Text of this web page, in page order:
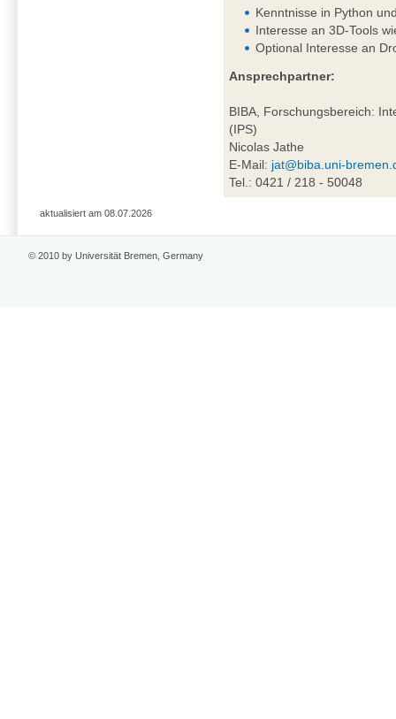
Kenntnisse in Python
Interesse an 3D-Tools
Optional Interesse an
Ansprechpartner:
BIBA, Forschungsbereich:
(IPS)
Nicolas Jathe
E-Mail: jat@biba.uni-
Tel.: 0421 / 218 - 50048
aktualisiert am 08.07.2026
© 2010 by Universität Bremen, Germany